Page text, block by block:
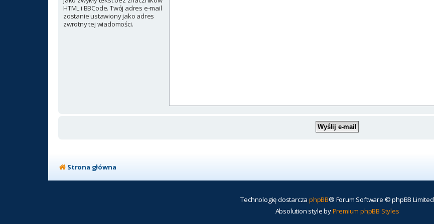
HTML i BBCode. Twój adres e-mail
zostanie ustawiony jako adres
zwrotny tej wiadomości.
Strona główna
Technologię dostarcza phpBB® Forum Software © phpBB Limited
Absolution style byPremium phpBB Styles